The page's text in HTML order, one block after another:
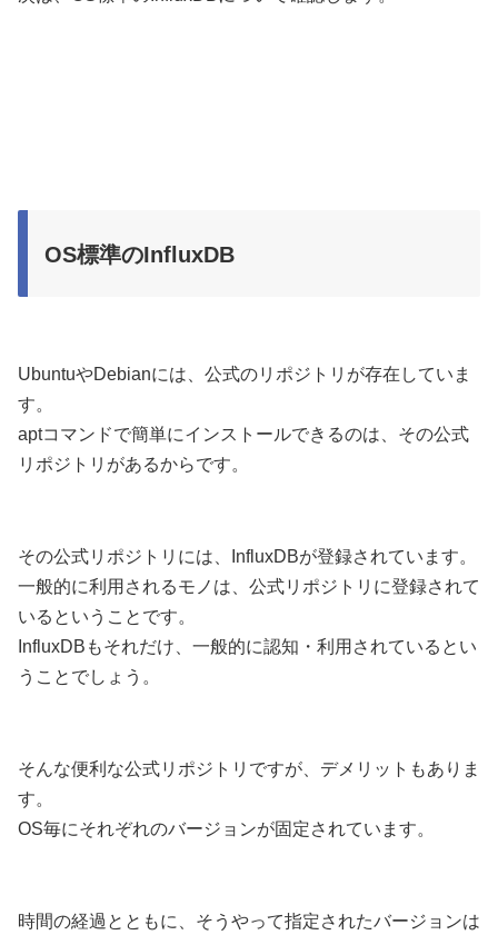
OS標準のInfluxDB
UbuntuやDebianには、公式のリポジトリが存在していま
す。
aptコマンドで簡単にインストールできるのは、その公式
リポジトリがあるからです。
その公式リポジトリには、InfluxDBが登録されています。
一般的に利用されるモノは、公式リポジトリに登録されて
いるということです。
InfluxDBもそれだけ、一般的に認知・利用されているとい
うことでしょう。
そんな便利な公式リポジトリですが、デメリットもありま
す。
OS毎にそれぞれのバージョンが固定されています。
時間の経過とともに、そうやって指定されたバージョンは